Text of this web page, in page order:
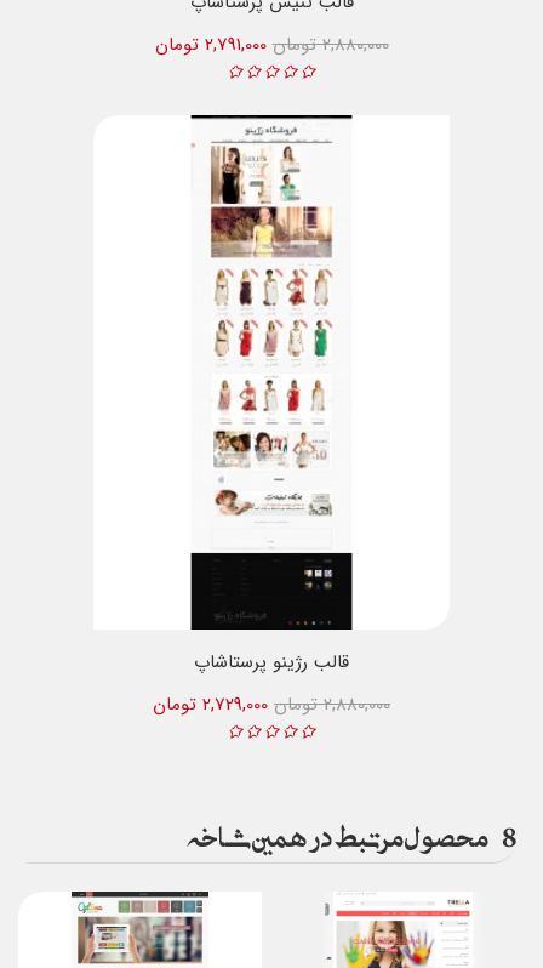
2,791,000 تومان
2,880,000 تومان
قالب رژینو پرستاشاپ
2,729,000 تومان
2,880,000 تومان
8 محصول مرتبط در همین شاخه